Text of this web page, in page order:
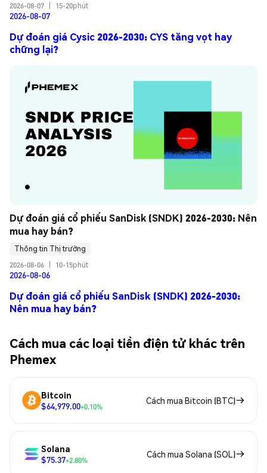
2026-08-07
15-20phút
2026-08-07
Dự đoán giá Cysic 2026-2030: CYS tăng vọt hay
chững lại?
Dự đoán giá cổ phiếu SanDisk (SNDK) 2026-2030: Nên
mua hay bán?
Thông tin Thị trường
2026-08-06
10-15phút
2026-08-06
Dự đoán giá cổ phiếu SanDisk (SNDK) 2026-2030:
Nên mua hay bán?
Cách mua các loại tiền điện tử khác trên
Phemex
Bitcoin
$64,979.00+0.10%
Cách mua Bitcoin (BTC)
Solana
$75.37+2.80%
Cách mua Solana (SOL)